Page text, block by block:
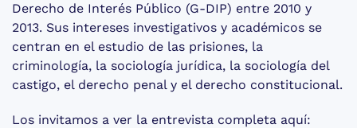
Derecho de Interés Público (G-DIP) entre 2010 y
2013. Sus intereses investigativos y académicos se
centran en el estudio de las prisiones, la
criminología, la sociología jurídica, la sociología del
castigo, el derecho penal y el derecho constitucional.
Los invitamos a ver la entrevista completa aquí: